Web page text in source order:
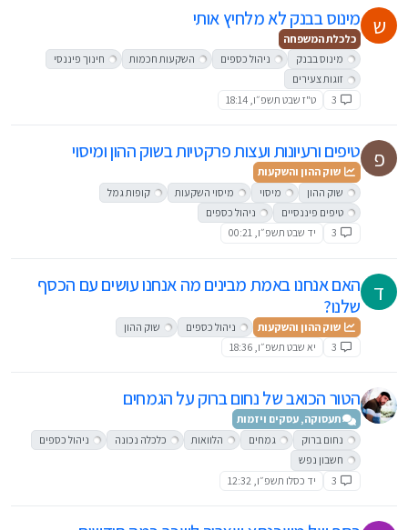
ש מינוס בבנק לא מלחיץ אותי
כלכלת המשפחה
מינוס בבנק
ניהול כספים השקעות חכמות
חינוך פיננסי
זוגות צעירים
3
ט"ז שבט תשפ״ו, 18:14
פ טיפים ורעיונות ועצות פרקטיות בשוק ההון ומיסוי
שוק ההון והשקעות
שוק ההון
מיסוי מיסוי השקעות
קופות גמל
טיפים פיננסיים
ניהול כספים
3
יד שבט תשפ״ו, 00:21
ד
האם אנחנו באמת מבינים מה אנחנו עושים עם הכסף
שלנו?
שוק ההון והשקעות ניהול כספים
שוק ההון
3
יא שבט תשפ״ו, 18:36
הטור הכואב של נחום ברוק על הגמחים
תעסוקה, עסקים ויזמות
נחום ברוק
גמחים הלוואות כלכלה נכונה
ניהול כספים
חשבון נפש
3
יד כסלו תשפ״ו, 12:32